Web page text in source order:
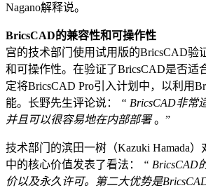
Nagano解释说。
BricsCAD的兼容性和可操作性
宫的技术部门使用试用版的BricsCAD验
和可操作性。在验证了BricsCAD是否适
定将BricsCAD Pro引入计划中，以利用
能。长野先生评论说：
“ BricsCAD非常
并且可以很容易地在内部部署。”
技术部门的滨田一树（Kazuki Hamada
中的核心价值发表了看法：
“ BricsCAD
价以及永久许可。第二大优势是